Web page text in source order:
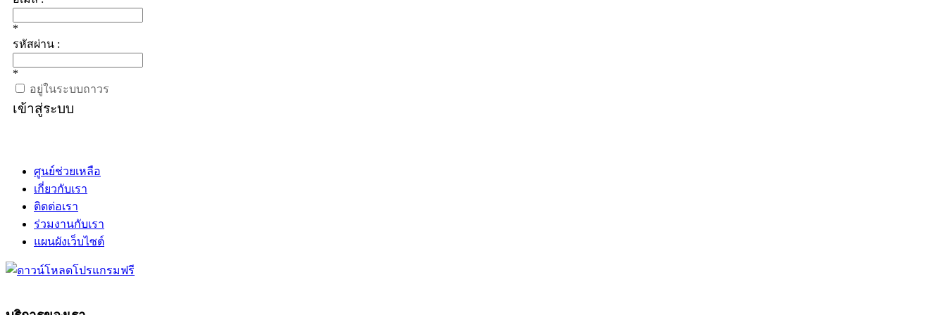
*
รหัสผ่าน :
*
อยู่ในระบบถาวร
เข้าสู่ระบบ
ศูนย์ช่วยเหลือ
เกี่ยวกับเรา
ติดต่อเรา
ร่วมงานกับเรา
แผนผังเว็บไซต์